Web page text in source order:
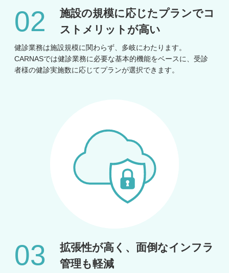
施設の規模に応じたプランでコ
ストメリットが高い
健診業務は施設規模に関わらず、多岐にわたります。
CARNASでは健診業務に必要な基本的機能をベースに、受診
者様の健診実施数に応じてプランが選択できます。
拡張性が高く、面倒なインフラ
管理も軽減